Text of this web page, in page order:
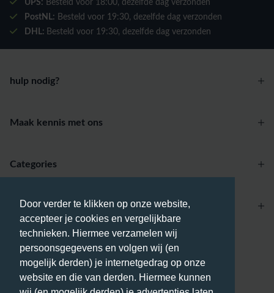
Door verder te klikken op onze website,
accepteer je cookies en vergelijkbare
technieken. Hiermee verzamelen wij
persoonsgegevens en volgen wij (en
mogelijk derden) je internetgedrag op onze
website en die van derden. Hiermee kunnen
UPS: Besteld voor 18:00, dezelfde dag verzonden
PostNL: Besteld voor 19:30, dezelfde dag verzonden
DHL: Besteld voor 19:30, dezelfde dag verzonden
hulp nodig?
Maak kennis met ons
Betaalmethodes
Categories
Account